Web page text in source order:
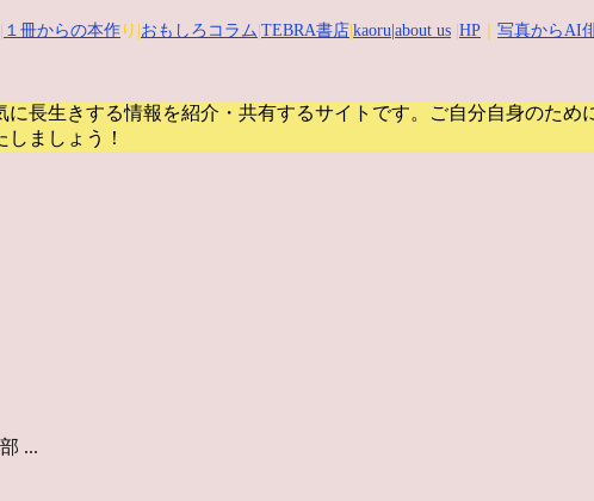
１冊からの本作 り| おもしろコラム TEBRA書店 kaoru |about us HP 写真からAI
長生きする情報を紹介・共有するサイトです。
ご自分自身のため
ましょう！
...